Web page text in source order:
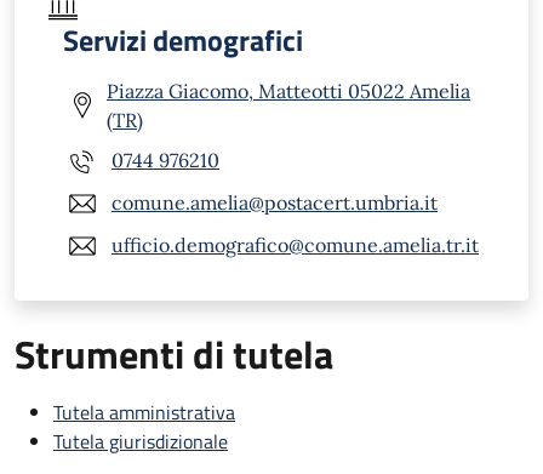
Servizi demografici
Piazza Giacomo, Matteotti 05022 Amelia
(TR)
0744 976210
comune.amelia@postacert.umbria.it
ufficio.demografico@comune.amelia.tr.it
Strumenti di tutela
Tutela amministrativa
Tutela giurisdizionale